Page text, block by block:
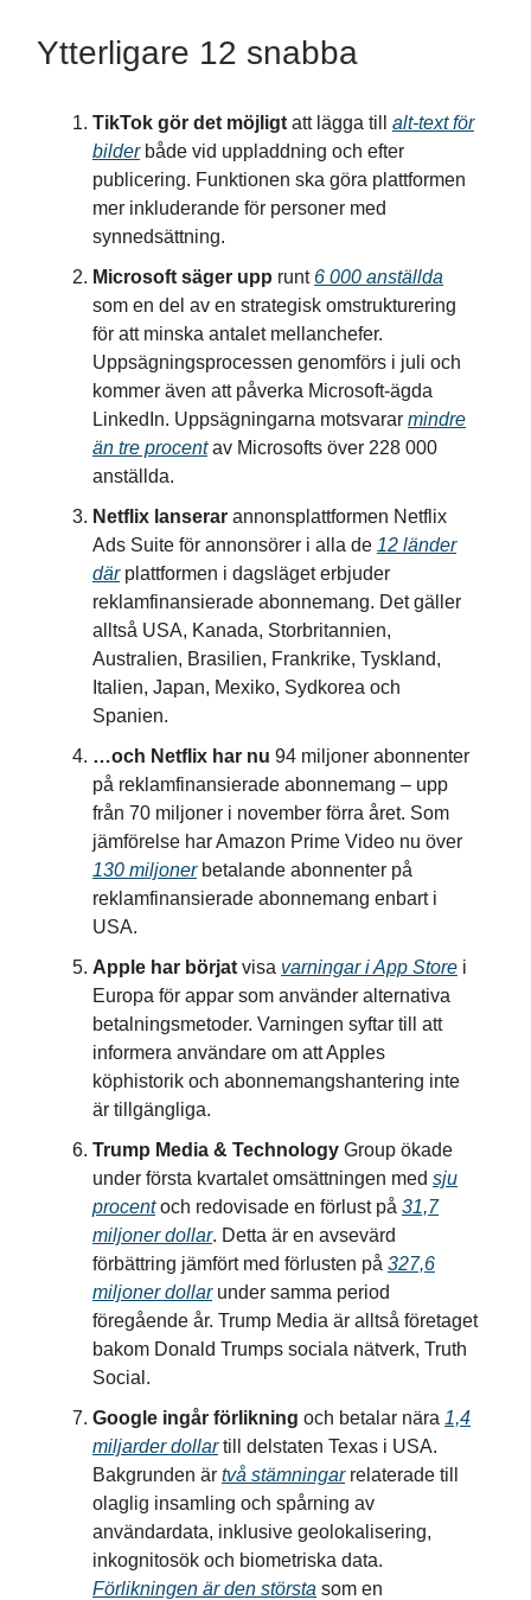
Ytterligare 12 snabba
TikTok gör det möjligt att lägga till alt-text för
bilderbåde vid uppladdning och efter
publicering. Funktionen ska göra plattformen
mer inkluderande för personer med
synnedsättning.
Microsoft säger upp runt 6 000 anställda
som en del av en strategisk omstrukturering
för att minska antalet mellanchefer.
Uppsägningsprocessen genomförs i juli och
kommer även att påverka Microsoft-ägda
LinkedIn. Uppsägningarna motsvarar mindre
än tre procentav Microsofts över 228 000
anställda.
Netflix lanserar annonsplattformen Netflix
Ads Suite för annonsörer i alla de 12 länder
därplattformen i dagsläget erbjuder
reklamfinansierade abonnemang. Det gäller
alltså USA, Kanada, Storbritannien,
Australien, Brasilien, Frankrike, Tyskland,
Italien, Japan, Mexiko, Sydkorea och
Spanien.
…och Netflix har nu 94 miljoner abonnenter
på reklamfinansierade abonnemang – upp
från 70 miljoner i november förra året. Som
jämförelse har Amazon Prime Video nu över
130 miljonerbetalande abonnenter på
reklamfinansierade abonnemang enbart i
USA.
Apple har börjat visa varningar i App Store i
Europa för appar som använder alternativa
betalningsmetoder. Varningen syftar till att
informera användare om att Apples
köphistorik och abonnemangshantering inte
är tillgängliga.
Trump Media & Technology Group ökade
under första kvartalet omsättningen med sju
procentoch redovisade en förlust på 31,7
miljoner dollar. Detta är en avsevärd
förbättring jämfört med förlusten på 327,6
miljoner dollarunder samma period
föregående år. Trump Media är alltså företaget
bakom Donald Trumps sociala nätverk, Truth
Social.
Google ingår förlikning och betalar nära 1,4
miljarder dollartill delstaten Texas i USA.
Bakgrunden är två stämningarrelaterade till
olaglig insamling och spårning av
användardata, inklusive geolokalisering,
inkognitosök och biometriska data.
Förlikningen är den största som en